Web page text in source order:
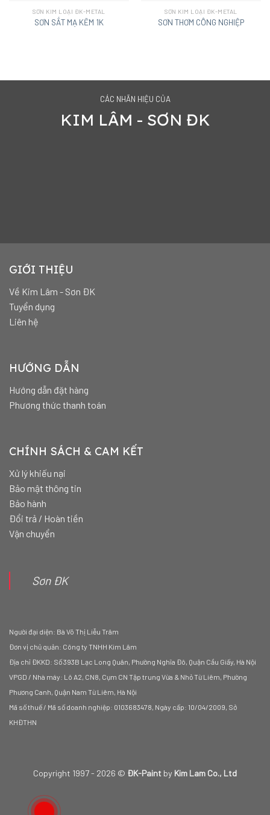
SƠN KIM LOẠI ĐK-METAL
SƠN SẮT MẠ KẼM 1K
SƠN KIM LOẠI ĐK-METAL
SƠN THƠM CÔNG NGHIỆP
CÁC NHÃN HIỆU CỦA
KIM LÂM - SƠN ĐK
GIỚI THIỆU
Về Kim Lâm - Sơn ĐK
Tuyển dụng
Liên hệ
HƯỚNG DẪN
Hướng dẫn đặt hàng
Phương thức thanh toán
CHÍNH SÁCH & CAM KẾT
Xử lý khiếu nại
Bảo mật thông tin
Bảo hành
Đổi trả / Hoàn tiền
Vận chuyển
Sơn ĐK
Người đại diện: Bà Võ Thị Liễu Trâm
Đơn vị chủ quản: Công ty TNHH Kim Lâm
Địa chỉ ĐKKD: Số 393B Lạc Long Quân, Phường Nghĩa Đô, Quận Cầu Giấy, Hà Nội
VPGD / Nhà máy: Lô A2, CN8, Cụm CN Tập trung Vừa & Nhỏ Từ Liêm, Phường
Phương Canh, Quận Nam Từ Liêm, Hà Nội
Mã số thuế / Mã số doanh nghiệp: 0103683478, Ngày cấp: 10/04/2009, Sở
KHĐTHN
Copyright 1997 - 2026 © ĐK-Paint by Kim Lam Co., Ltd